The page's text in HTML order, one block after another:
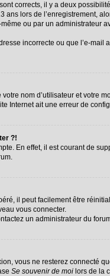
corrects, il y a deux
ans lors de l’enregistrement,
ou par un administrateur
incorrecte ou que l’e-
nom d’utilisateur et votre
Internet ait une erreur de
?!
En effet, il est courant de
il peut facilement être
vous connecter.
un administrateur du
vous ne resterez connecté
Se souvenir de moilors de la